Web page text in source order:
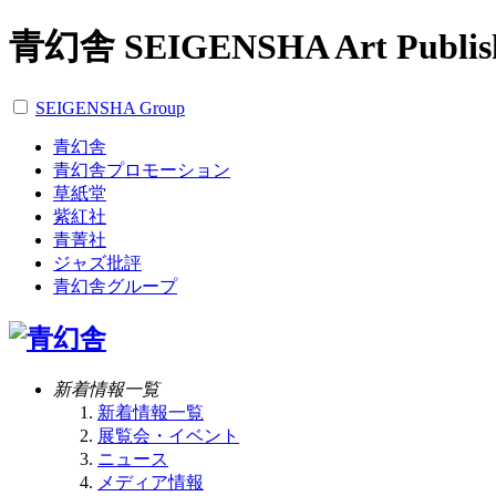
青幻舎 SEIGENSHA Art
SEIGENSHA Group
青幻舎
青幻舎プロモーション
草紙堂
紫紅社
青菁社
ジャズ批評
青幻舎グループ
新着情報一覧
新着情報一覧
展覧会・イベント
ニュース
メディア情報